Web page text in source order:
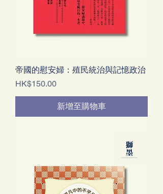
帝國的慰安婦：殖民統治與記憶政治
價格
HK$150.00
新增至購物車